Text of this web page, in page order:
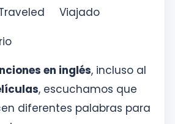
Viajado
en inglés, incluso al
, escuchamos que
diferentes palabras para